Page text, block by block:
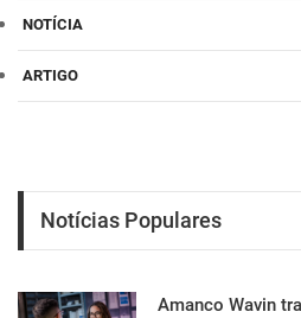
NOTÍCIA
ARTIGO
Notícias Populares
Amanco Wavin